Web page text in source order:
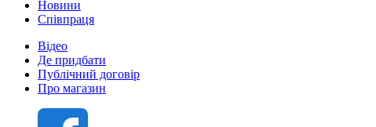
Новини
Співпраця
Відео
Де придбати
Публічний договір
Про магазин